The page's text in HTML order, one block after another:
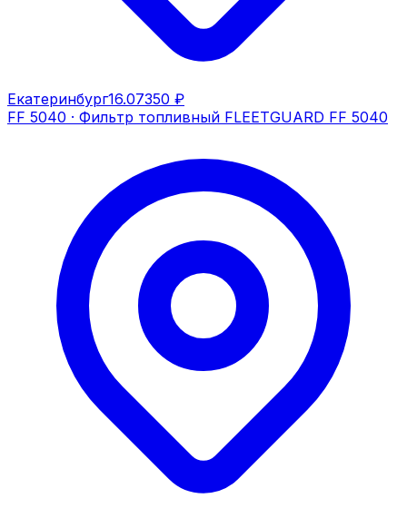
Екатеринбург16.07350 ₽
FF 5040 · Фильтр топливный FLEETGUARD FF 5040